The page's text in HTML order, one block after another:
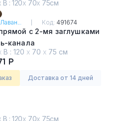
В : 120х 70х 75см
Лаван... Код: 491674
с 2-мя заглушками
канала
светлая
В : 120 х 70 х 75 см
Р
Доставка от 14 дней
В : 120х 70х 75см